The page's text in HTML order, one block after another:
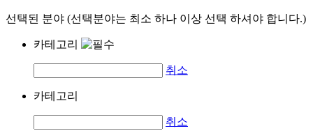
선택된 분야 (선택분야는 최소 하나 이상 선택 하셔야 합니다.)
카테고리
취소
카테고리
취소